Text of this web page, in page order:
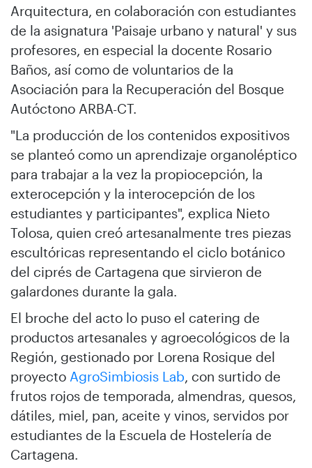
Arquitectura, en colaboración con estudiantes
de la asignatura 'Paisaje urbano y natural' y sus
profesores, en especial la docente Rosario
Baños, así como de voluntarios de la
Asociación para la Recuperación del Bosque
Autóctono ARBA-CT.
"La producción de los contenidos expositivos
se planteó como un aprendizaje organoléptico
para trabajar a la vez la propiocepción, la
exterocepción y la interocepción de los
estudiantes y participantes", explica Nieto
Tolosa, quien creó artesanalmente tres piezas
escultóricas representando el ciclo botánico
del ciprés de Cartagena que sirvieron de
galardones durante la gala.
El broche del acto lo puso el catering de
productos artesanales y agroecológicos de la
Región, gestionado por Lorena Rosique del
proyecto AgroSimbiosis Lab, con surtido de
frutos rojos de temporada, almendras, quesos,
dátiles, miel, pan, aceite y vinos, servidos por
estudiantes de la Escuela de Hostelería de
Cartagena.